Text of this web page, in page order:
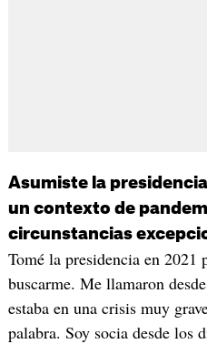
Asumiste la
un contexto de
circunstancias
Tomé la presidencia en 2021
buscarme. Me llamaron
estaba en una crisis muy
palabra. Soy socia desde los